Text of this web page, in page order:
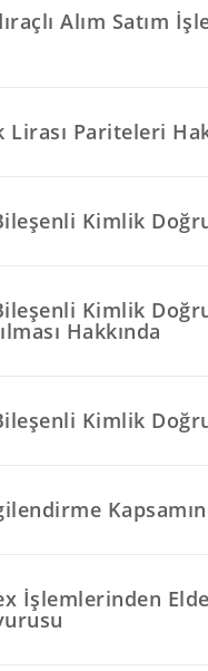
Alım Satım
Lirası Pariteleri
Kimlik
Kimlik
Hakkında
Kimlik
İşlemlerinden